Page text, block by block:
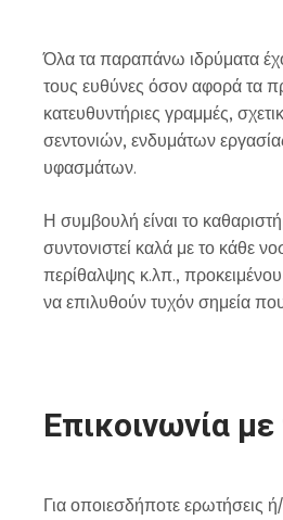
Όλα τα παραπάνω ιδρύματα
τους ευθύνες όσον αφορά τα
κατευθυντήριες γραμμές,
σεντονιών, ενδυμάτων
υφασμάτων.
Η συμβουλή είναι το
συντονιστεί καλά με το κάθε
περίθαλψης κ.λπ., προκειμένου
να επιλυθούν τυχόν σημεία
Επικοινωνία
Για οποιεσδήποτε ερωτήσεις